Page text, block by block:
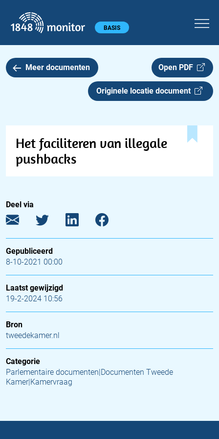
Hoofdmenu BASIS
Meer documenten Open PDF
Originele locatie document
Het faciliteren van illegale
pushbacks
Deel via
Gepubliceerd
8-10-2021 00:00
Laatst gewijzigd
19-2-2024 10:56
Bron
tweedekamer.nl
Categorie
Parlementaire documenten|Documenten Tweede
Kamer|Kamervraag